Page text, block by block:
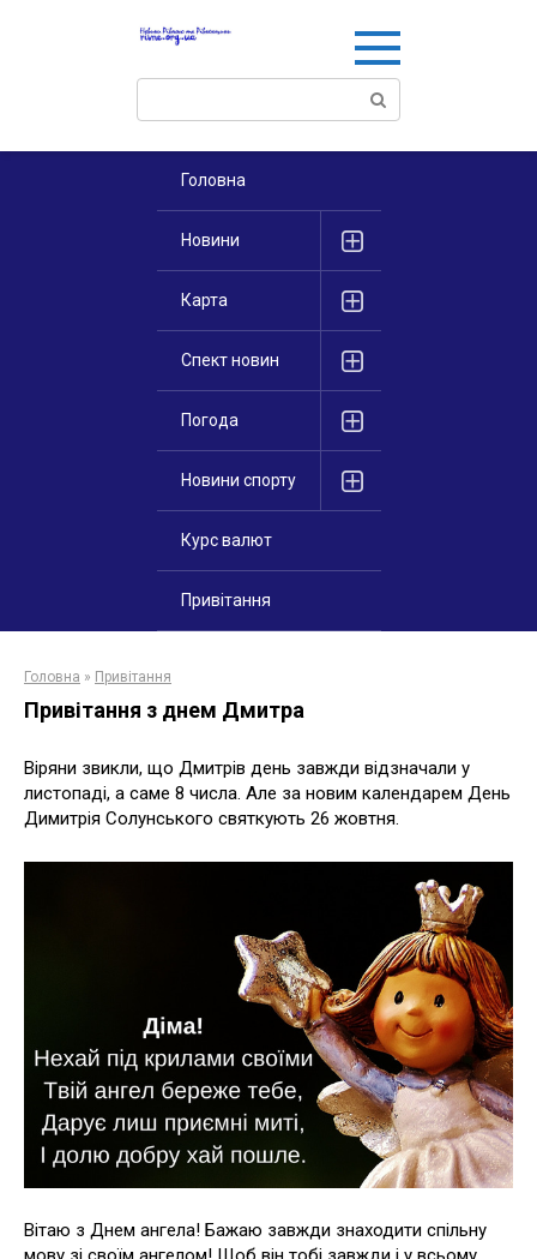
Поиск:
Головна
Новини
Карта
Спект новин
Погода
Новини спорту
Курс валют
Привітання
Головна » Привітання
Привітання з днем Дмитра
Віряни звикли, що Дмитрів день завжди відзначали у
листопаді, а саме 8 числа. Але за новим календарем День
Димитрія Солунського святкують 26 жовтня.
Вітаю з Днем ангела! Бажаю завжди знаходити спільну